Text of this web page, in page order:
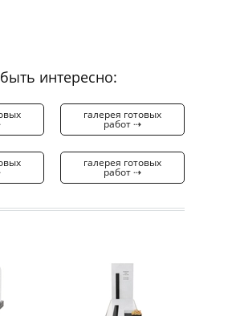
интересно:
галерея готовых
работ ⇢
галерея готовых
работ ⇢